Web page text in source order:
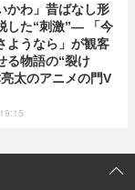
かわ」昔ばなし形
した“刺激”― 「今
ようなら」が観客
る物語の“裂け
太のアニメの門V